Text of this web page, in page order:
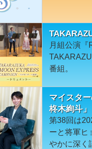
月組公演『
番組。
マイスタ
柊木絢斗」
第38回は
ーと将軍ヒ
やかに深く